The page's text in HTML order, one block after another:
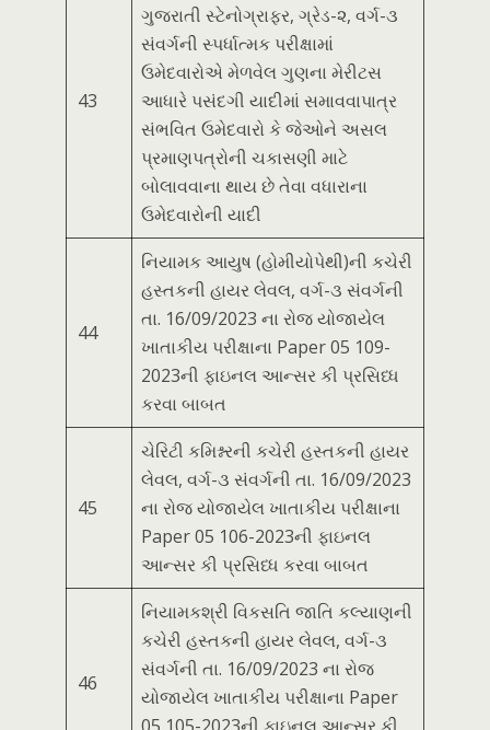
43
ગુજરાતી સ્ટેનોગ્રાફર, ગ્રેડ-૨, વર્ગ-૩
સંવર્ગની સ્પર્ધાત્મક પરીક્ષામાં
ઉમેદવારોએ મેળવેલ ગુણના મેરીટસ
આધારે પસંદગી યાદીમાં સમાવવાપાત્ર
સંભવિત ઉમેદવારો કે જેઓને અસલ
પ્રમાણપત્રોની ચકાસણી માટે
બોલાવવાના થાય છે તેવા વધારાના
ઉમેદવારોની યાદી
44
નિયામક આયુષ (હોમીયોપેથી)ની કચેરી
હસ્તકની હાયર લેવલ, વર્ગ-૩ સંવર્ગની
તા. 16/09/2023 ના રોજ યોજાયેલ
ખાતાકીય પરીક્ષાના Paper 05 109-
2023ની ફાઇનલ આન્સર કી પ્રસિધ્ધ
કરવા બાબત
45
ચેરિટી કમિશ્નરની કચેરી હસ્તકની હાયર
લેવલ, વર્ગ-૩ સંવર્ગની તા. 16/09/2023
ના રોજ યોજાયેલ ખાતાકીય પરીક્ષાના
Paper 05 106-2023ની ફાઇનલ
આન્સર કી પ્રસિધ્ધ કરવા બાબત
46
નિયામકશ્રી વિકસતિ જાતિ કલ્યાણની
કચેરી હસ્તકની હાયર લેવલ, વર્ગ-૩
સંવર્ગની તા. 16/09/2023 ના રોજ
યોજાયેલ ખાતાકીય પરીક્ષાના Paper